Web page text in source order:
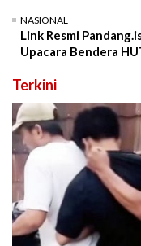
NASIONAL
Link Resmi
Upacara Bendera
Terkini